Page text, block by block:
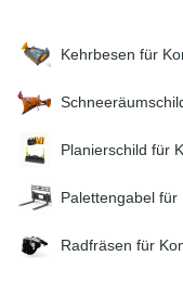
Kehrbesen für
Planierschild für
Palettengabel für
Radfräsen für